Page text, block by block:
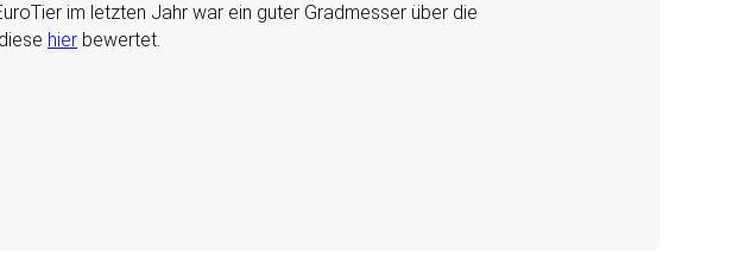
im letzten Jahr war ein guter Gradmesser über die
hier bewertet.